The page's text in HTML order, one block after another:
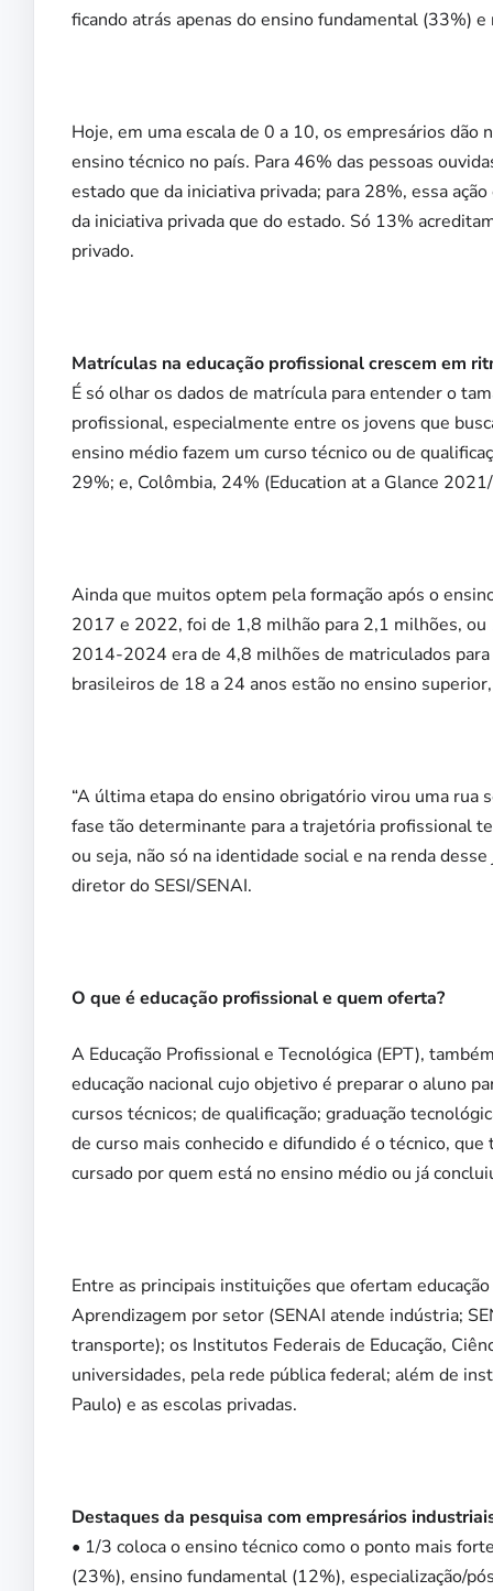
ficando atrás apenas do ensino fundamental (33%)
Hoje, em uma escala de 0 a 10, os empresários
ensino técnico no país. Para 46% das pessoas
estado que da iniciativa privada; para 28%, essa
da iniciativa privada que do estado. Só 13%
privado.
Matrículas na educação profissional crescem em
É só olhar os dados de matrícula para entender o
profissional, especialmente entre os jovens que
ensino médio fazem um curso técnico ou de
29%; e, Colômbia, 24% (Education at a Glance
Ainda que muitos optem pela formação após o
2017 e 2022, foi de 1,8 milhão para 2,1 milhões, ou
2014-2024 era de 4,8 milhões de matriculados
brasileiros de 18 a 24 anos estão no ensino
“A última etapa do ensino obrigatório virou uma rua
fase tão determinante para a trajetória profissional
ou seja, não só na identidade social e na renda
diretor do SESI/SENAI.
O que é educação profissional e quem oferta?
A Educação Profissional e Tecnológica (EPT),
educação nacional cujo objetivo é preparar o aluno
cursos técnicos; de qualificação; graduação
de curso mais conhecido e difundido é o técnico,
cursado por quem está no ensino médio ou já
Entre as principais instituições que ofertam
Aprendizagem por setor (SENAI atende indústria;
transporte); os Institutos Federais de Educação,
universidades, pela rede pública federal; além de
Paulo) e as escolas privadas.
Destaques da pesquisa com empresários
• 1/3 coloca o ensino técnico como o ponto mais
(23%), ensino fundamental (12%), especialização/